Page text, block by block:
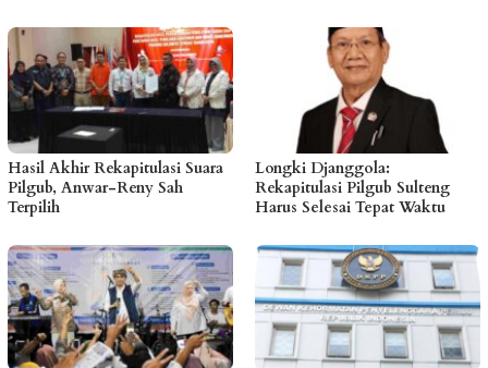
Hasil Akhir Rekapitulasi Suara
Pilgub, Anwar-Reny Sah
Terpilih
Longki Djanggola:
Rekapitulasi Pilgub Sulteng
Harus Selesai Tepat Waktu